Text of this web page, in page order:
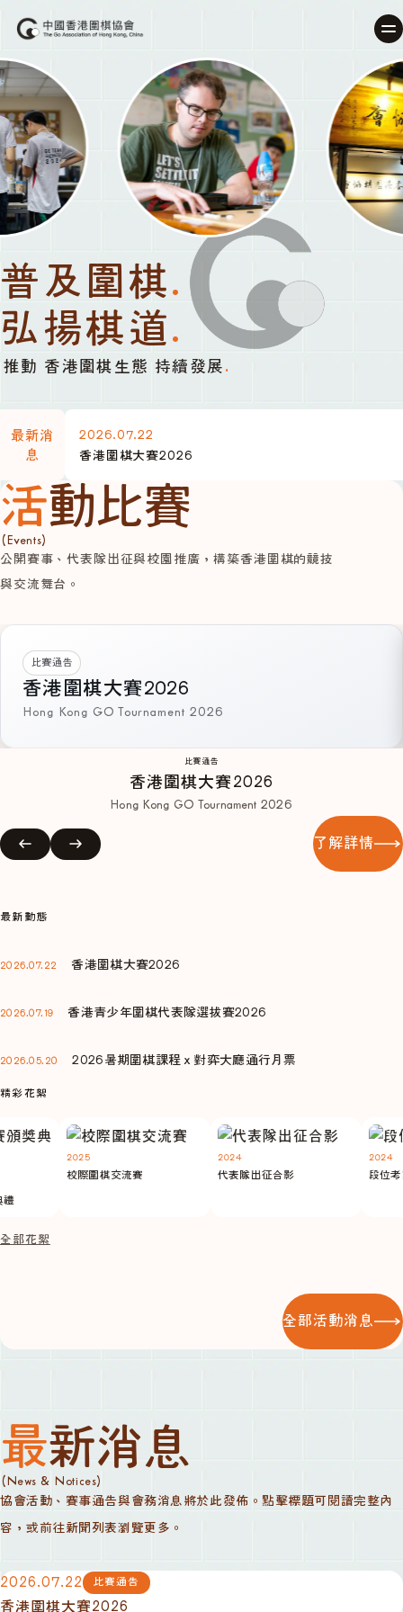
普及圍棋.
弘揚棋道.
推動 香港圍棋生態 持續發展 .
最新消
息
2026.07.22
香港圍棋大賽2026
活動比賽
(Events)
公開賽事、代表隊出征與校園推廣，構築香港圍棋的競技
與交流舞台。
比賽通告
香港圍棋大賽2026
Hong Kong GO Tournament 2026
比賽通告
香港圍棋大賽2026
Hong Kong GO Tournament 2026
了解詳情
最新動態
2026.07.22 香港圍棋大賽2026
2026.07.19 香港青少年圍棋代表隊選拔賽2026
2026.05.20 2026暑期圍棋課程ｘ對弈大廳通行月票
精彩花絮
2025
校際圍棋交流賽
2024
代表隊出征合影
2024
段位考
全部花絮
全部活動消息
最新消息
(News & Notices)
協會活動、賽事通告與會務消息將於此發佈。點擊標題可閱讀完整內
容，或前往新聞列表瀏覽更多。
2026.07.22 比賽通告
香港圍棋大賽2026